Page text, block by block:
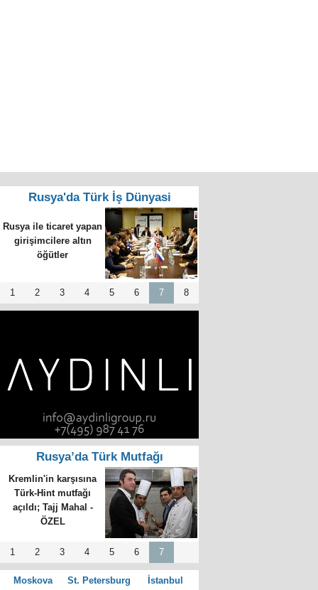
Rusya'da Türk İş Dünyasi
Rusya ile ticaret yapan
girişimcilere altın
öğütler
1 2 3 4 5 6 7 8
Rusya’da Türk Mutfağı
Kremlin'in karşısına
Türk-Hint mutfağı
açıldı; Tajj Mahal -
ÖZEL
1 2 3 4 5 6 7
Moskova St. Petersburg İstanbul